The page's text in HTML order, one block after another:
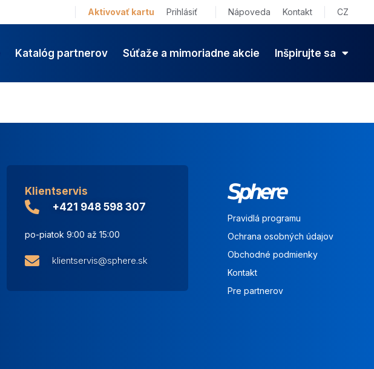
Aktivovať kartu Prihlásiť Nápoveda Kontakt CZ
Katalóg partnerov Súťaže a mimoriadne akcie Inšpirujte sa
Klientservis
+421 948 598 307
po-piatok 9:00 až 15:00
klientservis@sphere.sk
Pravidlá programu
Ochrana osobných údajov
Obchodné podmienky
Kontakt
Pre partnerov